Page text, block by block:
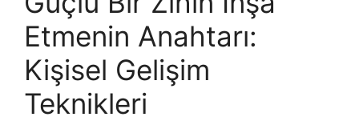
Etmenin Anahtarı:
Kişisel Gelişim
Teknikleri